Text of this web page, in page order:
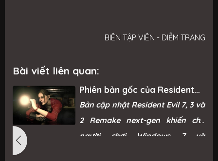
BIÊN TẬP VIÊN - DIỄM TRANG
Bài viết liên quan:
Phiên bản gốc của Resident
Evil Remake trở lại Steam sau
“phản ứng mạnh mẽ từ game
thủ”
Bản cập nhật Resident Evil 7, 3 và
2 Remake next-gen khiến cho
người chơi Windows 7 và